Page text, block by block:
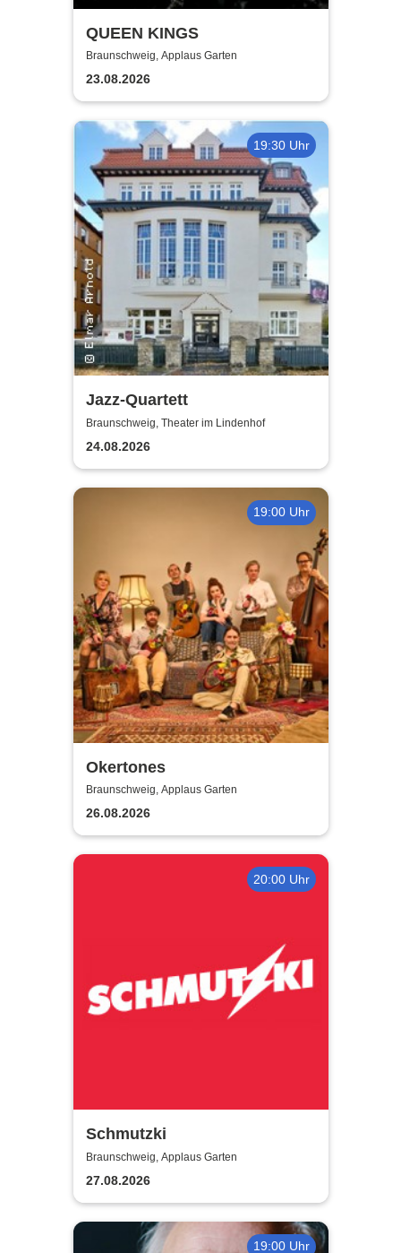
QUEEN KINGS
Braunschweig, Applaus Garten
23.08.2026
19:30 Uhr
Jazz-Quartett
Braunschweig, Theater im Lindenhof
24.08.2026
19:00 Uhr
Okertones
Braunschweig, Applaus Garten
26.08.2026
20:00 Uhr
Schmutzki
Braunschweig, Applaus Garten
27.08.2026
19:00 Uhr